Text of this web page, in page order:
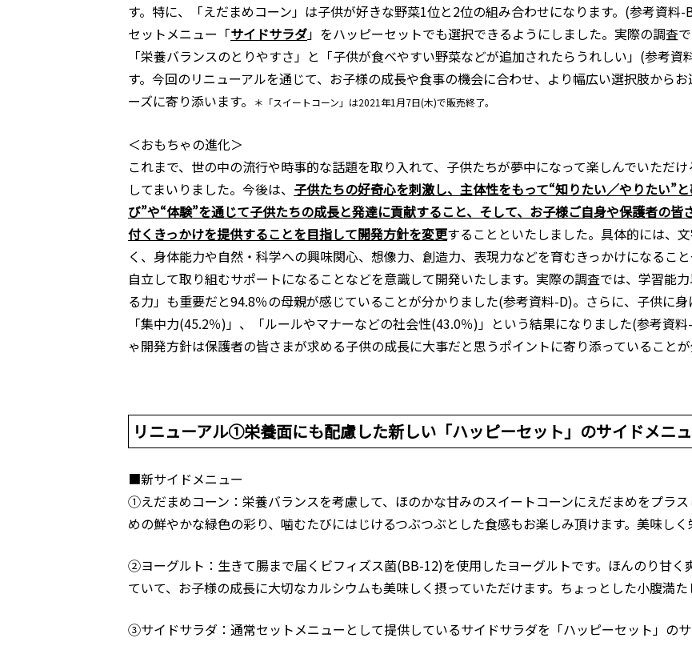
す。特に、「えだまめコーン」は子供が好きな野菜1位と2位の組み合わせになります。(参考資料
セットメニュー「サイドサラダ」をハッピーセットでも選択できるようにしました。実際の調査
「栄養バランスのとりやすさ」と「子供が食べやすい野菜などが追加されたらうれしい」(参考
す。今回のリニューアルを通じて、お子様の成長や食事の機会に合わせ、より幅広い選択肢から
ーズに寄り添います。
＊「スイートコーン」は2021年1月7日(木)で販売終了。
＜おもちゃの進化＞
これまで、世の中の流行や時事的な話題を取り入れて、子供たちが夢中になって楽しんでいただ
してまいりました。今後は、 子供たちの好奇心を刺激し、主体性をもって“知りたい／やりたい”
び”や“体験”を通じて子供たちの成長と発達に貢献すること、そして、お子様ご自身や保護者の
付くきっかけを提供することを目指して開発方針を変更することといたしました。具体的には、
く、身体能力や自然・科学への興味関心、想像力、創造力、表現力などを育むきっかけになるこ
自立して取り組むサポートになることなどを意識して開発いたします。実際の調査では、学習能
る力」も重要だと94.8％の母親が感じていることが分かりました(参考資料-D)。さらに、子供に
「集中力(45.2％)」、「ルールやマナーなどの社会性(43.0％)」という結果になりました(参考資
ゃ開発方針は保護者の皆さまが求める子供の成長に大事だと思うポイントに寄り添っていることが
リニューアル①栄養面にも配慮した新しい「ハッピーセット」のサイドメニ
■新サイドメニュー
①えだまめコーン：栄養バランスを考慮して、ほのかな甘みのスイートコーンにえだまめをプラ
めの鮮やかな緑色の彩り、噛むたびにはじけるつぶつぶとした食感もお楽しみ頂けます。美味しく
②ヨーグルト：生きて腸まで届くビフィズス菌(BB-12)を使用したヨーグルトです。ほんのり甘
ていて、お子様の成長に大切なカルシウムも美味しく摂っていただけます。ちょっとした小腹満た
③サイドサラダ：通常セットメニューとして提供しているサイドサラダを「ハッピーセット」の